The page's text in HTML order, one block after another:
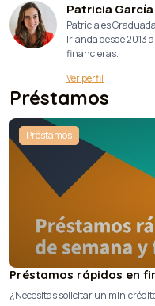
Patricia
Patricia es
Irlanda desde 2013
financieras.
Ver perfil
Préstamos
Préstamos
Préstamos rápidos en
¿Necesitas solicitar un